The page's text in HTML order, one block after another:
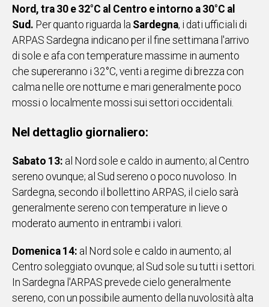
Nord, tra 30 e 32°C al Centro e intorno a 30°C al
Sud. Per quanto riguarda la Sardegna, i dati ufficiali di
ARPAS Sardegna indicano per il fine settimana l'arrivo
di sole e afa con temperature massime in aumento
che supereranno i 32°C, venti a regime di brezza con
calma nelle ore notturne e mari generalmente poco
mossi o localmente mossi sui settori occidentali.
Nel dettaglio giornaliero:
Sabato 13: al Nord sole e caldo in aumento; al Centro
sereno ovunque; al Sud sereno o poco nuvoloso. In
Sardegna, secondo il bollettino ARPAS, il cielo sarà
generalmente sereno con temperature in lieve o
moderato aumento in entrambi i valori.
Domenica 14: al Nord sole e caldo in aumento; al
Centro soleggiato ovunque; al Sud sole su tutti i settori.
In Sardegna l'ARPAS prevede cielo generalmente
sereno, con un possibile aumento della nuvolosità alta